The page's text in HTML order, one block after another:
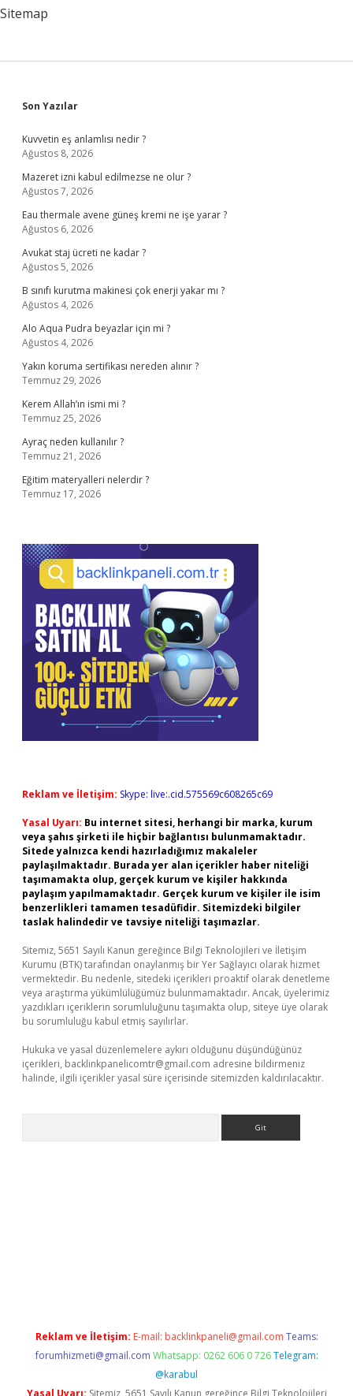
Sitemap
Sidebar
Son Yazılar
Kuvvetin eş anlamlısı nedir ?
Ağustos 8, 2026
Mazeret izni kabul edilmezse ne olur ?
Ağustos 7, 2026
Eau thermale avene güneş kremi ne işe yarar ?
Ağustos 6, 2026
Avukat staj ücreti ne kadar ?
Ağustos 5, 2026
B sınıfı kurutma makinesi çok enerji yakar mı ?
Ağustos 4, 2026
Alo Aqua Pudra beyazlar için mi ?
Ağustos 4, 2026
Yakın koruma sertifikası nereden alınır ?
Temmuz 29, 2026
Kerem Allah’ın ismi mi ?
Temmuz 25, 2026
Ayraç neden kullanılır ?
Temmuz 21, 2026
Eğitim materyalleri nelerdir ?
Temmuz 17, 2026
Reklam ve İletişim: Skype: live:.cid.575569c608265c69
Yasal Uyarı: Bu internet sitesi, herhangi bir marka, kurum
veya şahıs şirketi ile hiçbir bağlantısı bulunmamaktadır.
Sitede yalnızca kendi hazırladığımız makaleler
paylaşılmaktadır. Burada yer alan içerikler haber niteliği
taşımamakta olup, gerçek kurum ve kişiler hakkında
paylaşım yapılmamaktadır. Gerçek kurum ve kişiler ile isim
benzerlikleri tamamen tesadüfidir. Sitemizdeki bilgiler
taslak halindedir ve tavsiye niteliği taşımazlar.
Sitemiz, 5651 Sayılı Kanun gereğince Bilgi Teknolojileri ve İletişim
Kurumu (BTK) tarafından onaylanmış bir Yer Sağlayıcı olarak hizmet
vermektedir. Bu nedenle, sitedeki içerikleri proaktif olarak denetleme
veya araştırma yükümlülüğümüz bulunmamaktadır. Ancak, üyelerimiz
yazdıkları içeriklerin sorumluluğunu taşımakta olup, siteye üye olarak
bu sorumluluğu kabul etmiş sayılırlar.
Hukuka ve yasal düzenlemelere aykırı olduğunu düşündüğünüz
içerikleri, backlinkpanelicomtr@gmail.com adresine bildirmeniz
halinde, ilgili içerikler yasal süre içerisinde sitemizden kaldırılacaktır.
Reklam ve İletişim: E-mail: backlinkpaneli@gmail.com Teams:
forumhizmeti@gmail.com Whatsapp: 0262 606 0 726 Telegram:
@karabul
Yasal Uyarı: Sitemiz, 5651 Sayılı Kanun gereğince Bilgi Teknolojileri